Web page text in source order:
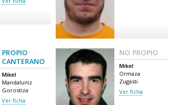
PROPIO
CANTERANO
Mikel
Mandaluniz
Gorostiza
Ver ficha
NO PROPIO
Mikel
Ormaza
Zugasti
Ver ficha